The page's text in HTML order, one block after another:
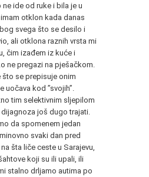
ide od ruke i bila je u
otklon kada danas
svega što se desilo i
ali otklona raznih vrsta mi
čim izađem iz kuće i
ne pregazi na pješačkom.
što se prepisuje onim
uočava kod ”svojih”.
tim selektivnim sljepilom
još dugo trajati.
da spomenem jedan
svaki dan pred
šta liče ceste u Sarajevu,
koji su ili upali, ili
stalno drljamo autima po